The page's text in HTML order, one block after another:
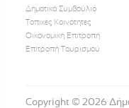
Δημοτικό Συμβούλιο
Τοπικές Κοινότητες
Οικονομική Επιτροπή
Επιτροπή Τουρισμού
Copyright © 2026